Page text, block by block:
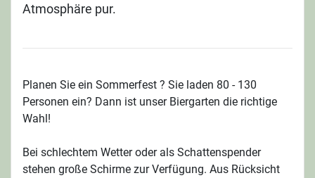
Atmosphäre pur.
Planen Sie ein Sommerfest ? Sie laden 80 - 130
Personen ein? Dann ist unser Biergarten die richtige
Wahl!
Bei schlechtem Wetter oder als Schattenspender
stehen große Schirme zur Verfügung. Aus Rücksicht